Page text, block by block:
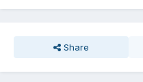
Share